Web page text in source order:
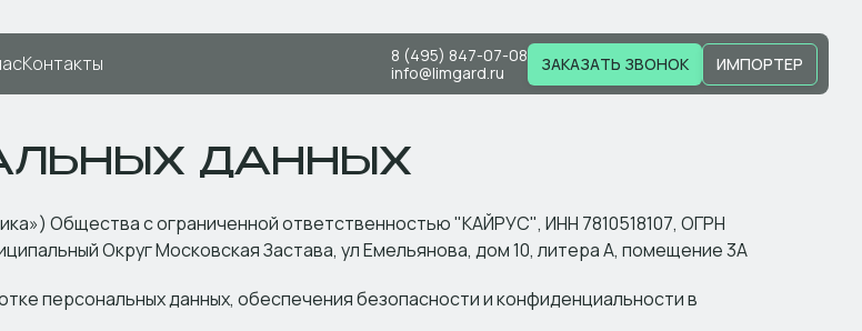
Контакты
8 (495) 847-07-08
info@limgard.ru
ЗАКАЗАТЬ ЗВОНОК ИМПОРТЕР
ДАННЫХ
Общества с ограниченной ответственностью "КАЙРУС", ИНН 7810518107, ОГРН
Округ Московская Застава, ул Емельянова, дом 10, литера А, помещение 3А
персональных данных, обеспечения безопасности и конфиденциальности в